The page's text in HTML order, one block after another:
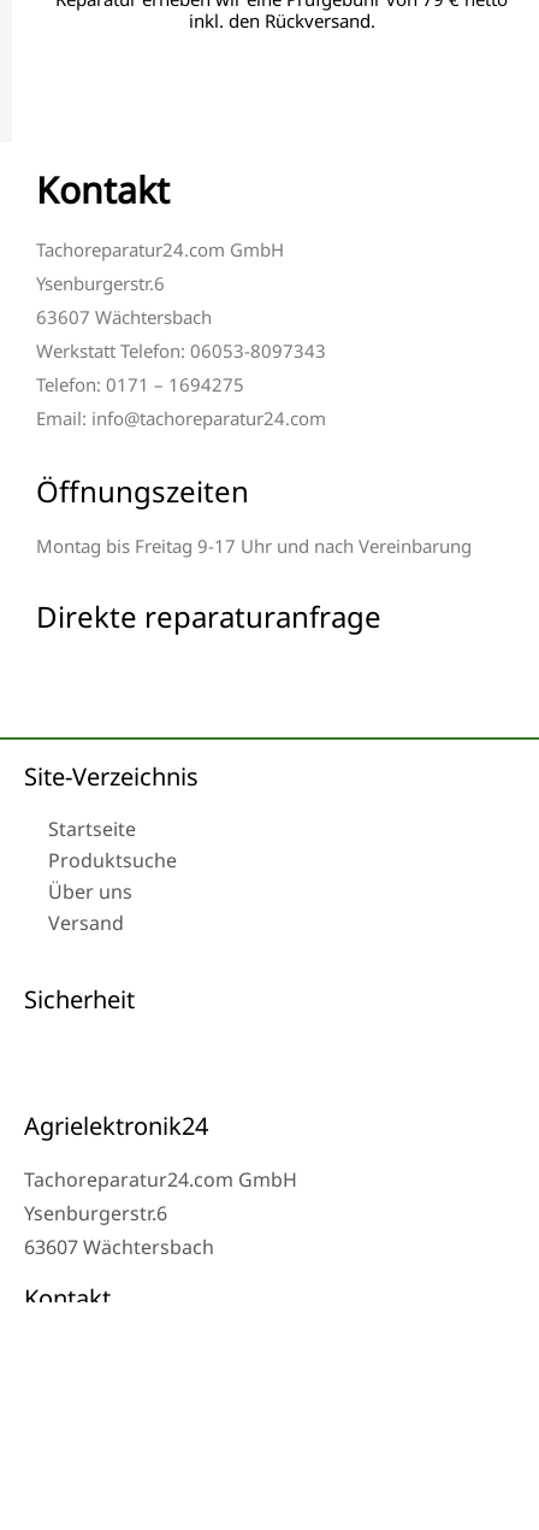
inkl. den Rückversand.
Kontakt
Tachoreparatur24.com GmbH
Ysenburgerstr.6
63607 Wächtersbach
Werkstatt Telefon: 06053-8097343
Telefon: 0171 – 1694275
Email: info@tachoreparatur24.com
Öffnungszeiten
Montag bis Freitag 9-17 Uhr und nach Vereinbarung
Direkte reparaturanfrage
Site-Verzeichnis
Startseite
Produktsuche
Über uns
Versand
Sicherheit
Agrielektronik24
Tachoreparatur24.com GmbH
Ysenburgerstr.6
63607 Wächtersbach
Kontakt